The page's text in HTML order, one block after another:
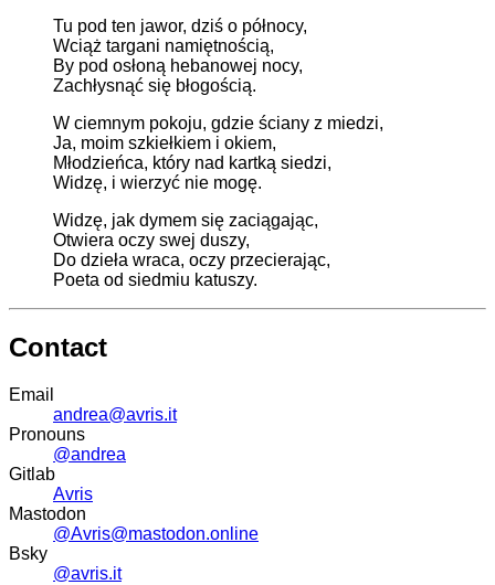
Tu pod ten jawor, dziś o północy,
Wciąż targani namiętnością,
By pod osłoną hebanowej nocy,
Zachłysnąć się błogością.
W ciemnym pokoju, gdzie ściany z miedzi,
Ja, moim szkiełkiem i okiem,
Młodzieńca, który nad kartką siedzi,
Widzę, i wierzyć nie mogę.
Widzę, jak dymem się zaciągając,
Otwiera oczy swej duszy,
Do dzieła wraca, oczy przecierając,
Poeta od siedmiu katuszy.
Contact
Email
andrea@avris.it
Pronouns
@andrea
Gitlab
Avris
Mastodon
@Avris@mastodon.online
Bsky
@avris.it